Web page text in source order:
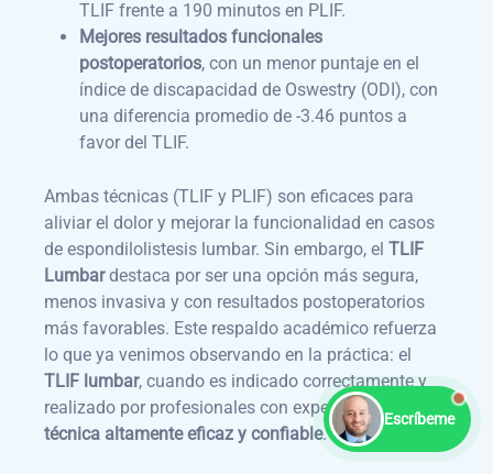
TLIF frente a 190 minutos en PLIF.
Mejores resultados funcionales
postoperatorios, con un menor puntaje en el
índice de discapacidad de Oswestry (ODI), con
una diferencia promedio de -3.46 puntos a
favor del TLIF.
Ambas técnicas (TLIF y PLIF) son eficaces para
aliviar el dolor y mejorar la funcionalidad en casos
de espondilolistesis lumbar. Sin embargo, el TLIF
Lumbardestaca por ser una opción más segura,
menos invasiva y con resultados postoperatorios
más favorables. Este respaldo académico refuerza
lo que ya venimos observando en la práctica: el
TLIF lumbar, cuando es indicado correctamente y
realizado por profesionales con experiencia,es una
técnica altamente eficaz y confiable.
Escríbeme